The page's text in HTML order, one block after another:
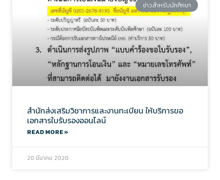
ข่าวสำหรับนักศึกษา
สำนักส่งเสริมวิชาการและงานทะเบียน ให้บริการขอ
เอกสารใบรับรองออนไลน์
READ MORE »
20 มีนาคม 2020